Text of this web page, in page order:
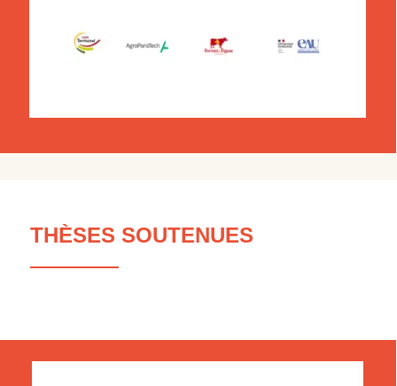
THÈSES SOUTENUES